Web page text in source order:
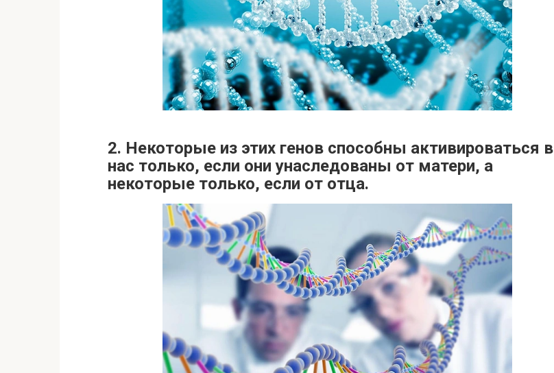
2. Некоторые из этих генов способны активироваться в
нас только, если они унаследованы от матери, а
некоторые только, если от отца.